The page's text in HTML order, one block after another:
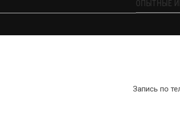
ОПЫТНЫЕ
Запись по